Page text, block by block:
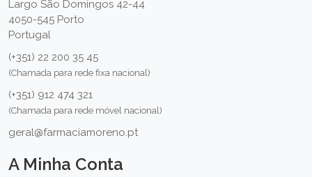
Largo São Domingos 42-44
4050-545 Porto
Portugal
(+351) 22 200 35 45
(Chamada para rede fixa nacional)
(+351) 912 474 321
(Chamada para rede móvel nacional)
geral@farmaciamoreno.pt
A Minha Conta